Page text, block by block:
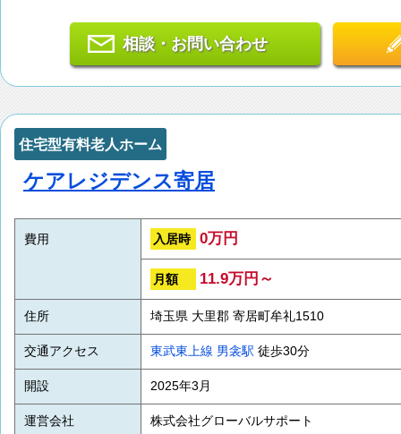
相談・お問い合わせ
住宅型有料老人ホーム
ケアレジデンス寄居
費用 入居時 0万円
月額 11.9万円～
住所 埼玉県 大里郡 寄居町牟礼1510
交通アクセス 東武東上線 男衾駅 徒歩30分
開設 2025年3月
運営会社 株式会社グローバルサポート